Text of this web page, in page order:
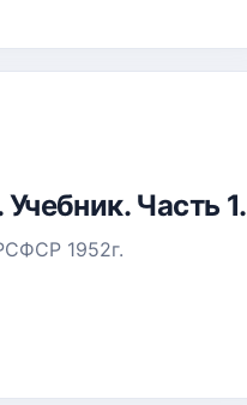
Часть 1.
1952г.